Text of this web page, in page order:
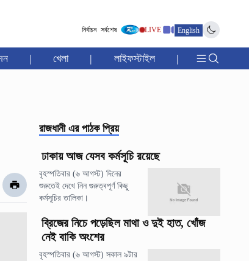
নির্বাচন সর্বশেষ LIVE English
| খেলা | লাইফস্টাইল |
রাজধানী এর পাঠক প্রিয়
ঢাকায় আজ যেসব কর্মসূচি রয়েছে
বৃহস্পতিবার (৬ আগস্ট) দিনের
শুরুতেই দেখে নিন গুরুত্বপূর্ণ কিছু
কর্মসূচির তালিকা।
ব্রিজের নিচে পড়েছিল মাথা ও দুই হাত, খোঁজ
নেই বাকি অংশের
বৃহস্পতিবার (৬ আগস্ট) সকাল ৯টার